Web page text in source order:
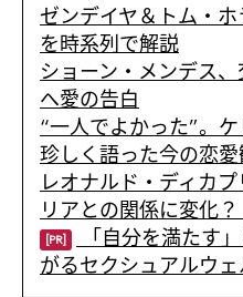
ゼンデイヤ＆トム・
を時系列で解説
ショーン・メンデス
へ愛の告白
“一人でよかった”。ケ
珍しく語った今の恋
レオナルド・ディカ
リアとの関係に変化
[PR]
「自分を満たす
がるセクシュアルウ